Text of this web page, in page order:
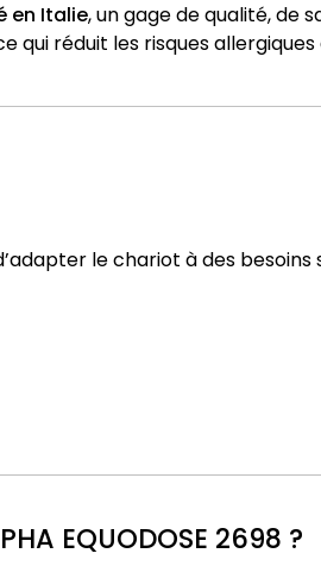
en Italie, un gage de qualité, de
qui réduit les risques
le chariot à des besoins
EQUODOSE 2698 ?